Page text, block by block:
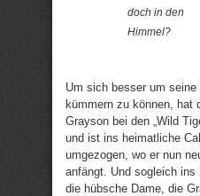
doch in den
Himmel?
Um sich besser um
kümmern zu können, hat
Grayson bei den „Wild
und ist ins heimatliche
umgezogen, wo er nun
anfängt. Und sogleich
die hübsche Dame, die